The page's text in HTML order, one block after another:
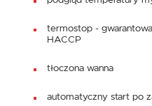
termostop -
HACCP
tłoczona wanna
automatyczny start po